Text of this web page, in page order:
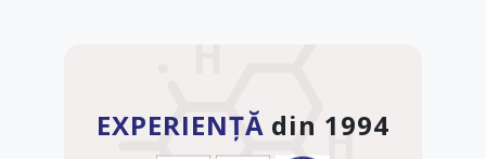
EXPERIENȚĂ din 1994